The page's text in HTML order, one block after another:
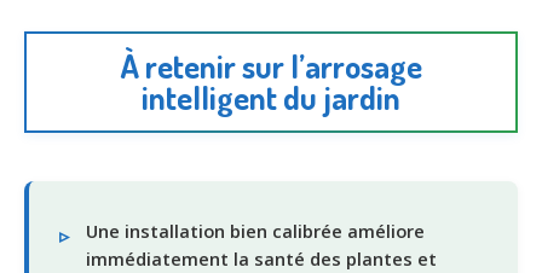
À retenir sur l’arrosage
intelligent du jardin
Une installation bien calibrée améliore
immédiatement la santé des plantes et